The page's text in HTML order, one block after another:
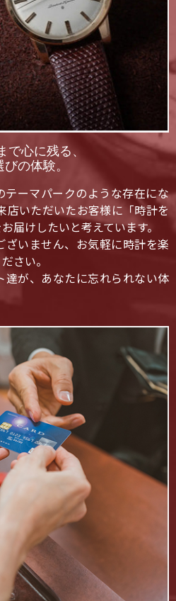
で心に残る、
の体験。
テーマパークのような存在にな
店いただいたお客様に「時計を
届けしたいと考えています。
ざいません、お気軽に時計を楽
さい。
達が、あなたに忘れられない体